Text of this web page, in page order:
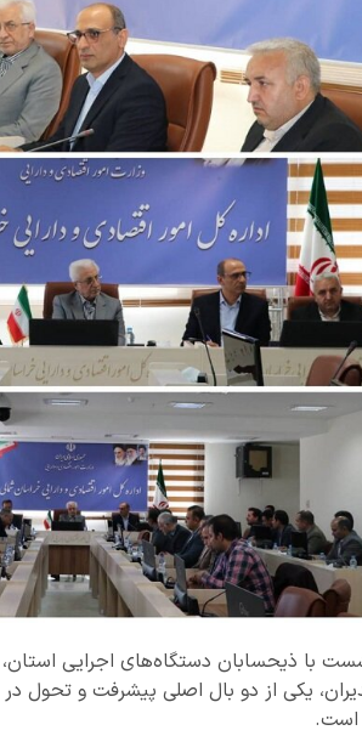
با ذیحسابان دستگاه‌های اجرایی استان،
یکی از دو بال اصلی پیشرفت و تحول
است.